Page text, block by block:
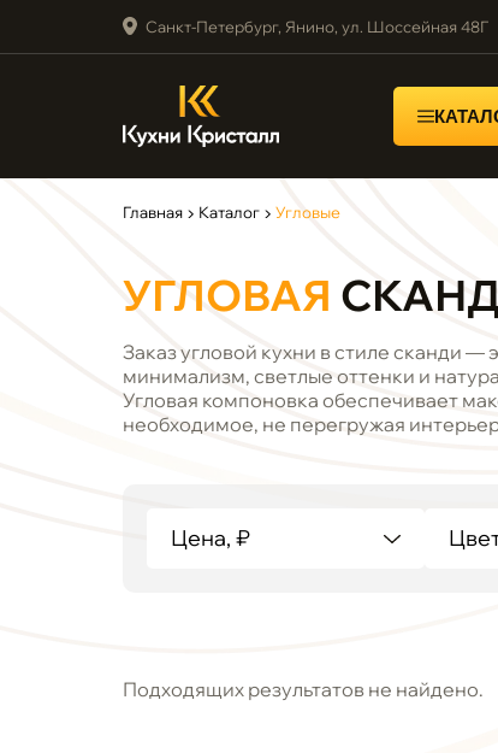
Санкт-Петербург, Янино, ул. Шоссейная 48Г
Главная ▶ Каталог ▶ Угловые
УГЛОВАЯ
Заказ угловой кухни в стиле сканди
минимализм, светлые оттенки и
Угловая компоновка обеспечивает
необходимое, не перегружая
Цена, ₽
Подходящих результатов не найдено.